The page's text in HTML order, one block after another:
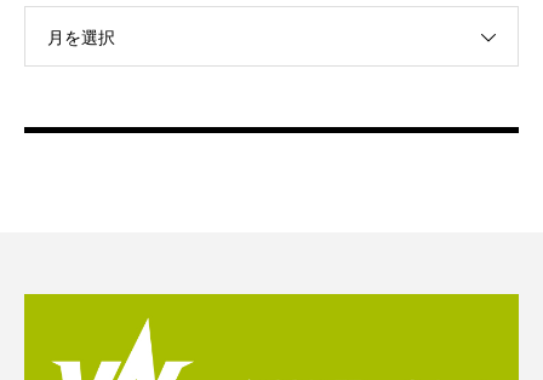
月を選択